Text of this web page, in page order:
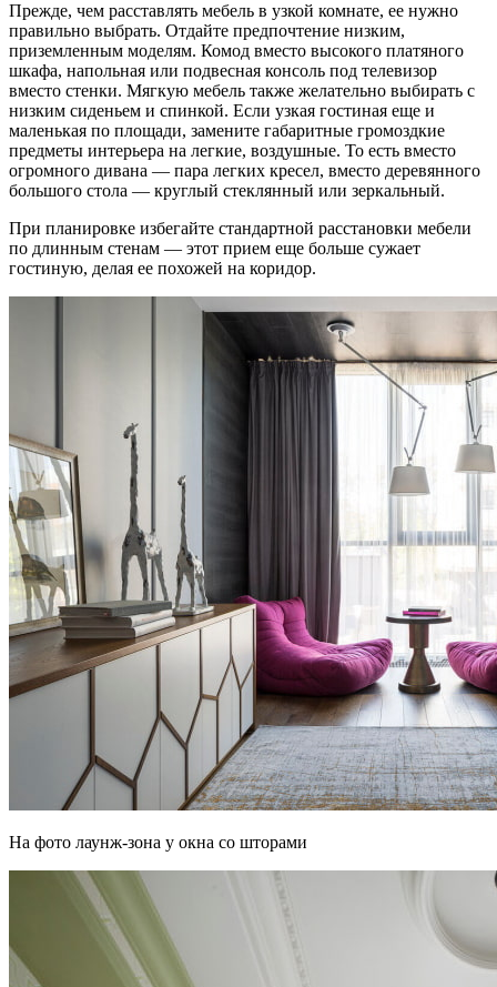
Прежде, чем расставлять мебель в узкой комнате, ее нужно
правильно выбрать. Отдайте предпочтение низким,
приземленным моделям. Комод вместо высокого платяного
шкафа, напольная или подвесная консоль под телевизор
вместо стенки. Мягкую мебель также желательно выбирать с
низким сиденьем и спинкой. Если узкая гостиная еще и
маленькая по площади, замените габаритные громоздкие
предметы интерьера на легкие, воздушные. То есть вместо
огромного дивана — пара легких кресел, вместо деревянного
большого стола — круглый стеклянный или зеркальный.
При планировке избегайте стандартной расстановки мебели
по длинным стенам — этот прием еще больше сужает
гостиную, делая ее похожей на коридор.
На фото лаунж-зона у окна со шторами